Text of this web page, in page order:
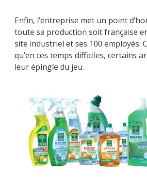
Enfin, l’entreprise met un point
toute sa production soit française
site industriel et ses 100 employés.
qu’en ces temps difficiles, certains
leur épingle du jeu.